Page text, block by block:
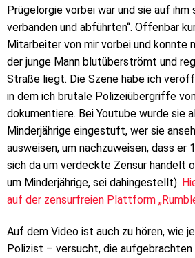
Prügelorgie vorbei war und sie auf ihm
verbanden und abführten“. Offenbar
Mitarbeiter von mir vorbei und konnte
der junge Mann blutüberströmt und
Straße liegt. Die Szene habe ich
in dem ich brutale Polizeiübergriffe
dokumentiere. Bei Youtube wurde sie
Minderjährige eingestuft, wer sie
ausweisen, um nachzuweisen, dass er
sich da um verdeckte Zensur handelt
um Minderjährige, sei dahingestellt).
auf der zensurfreien Plattform
Auf dem Video ist auch zu hören, wie
Polizist – versucht, die aufgebrachten